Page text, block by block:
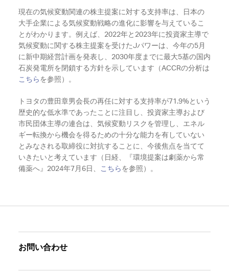
現在の気候変動関連の株主提案に対する支持率は、日本の
大手企業による気候変動戦略の進化に影響を与えているこ
とがわかります。例えば、2022年と2023年に投資家主導で
気候変動に関する株主提案を受けたJパワーは、今年の5月
に新中期経営計画を発表し、2030年度までに最大5基の国内
石炭発電所を閉鎖する方針を示しています（ACCRの分析は
こちら を参照）。
トヨタの豊田章男会長の再任に対する支持率が71.9%という
歴史的な低水準であったことに注目し、投資家主導および
市民団体主導の連合は、気候変動リスクを管理し、エネル
ギー転換から機会を得るための十分な能力を有していない
とみなされる取締役に対抗することに、今後焦点を当てて
いきたいと考えています（日経、『環境提案は劇薬から常
備薬へ』2024年7月6日、 こちら を参照）。
お問い合わせ